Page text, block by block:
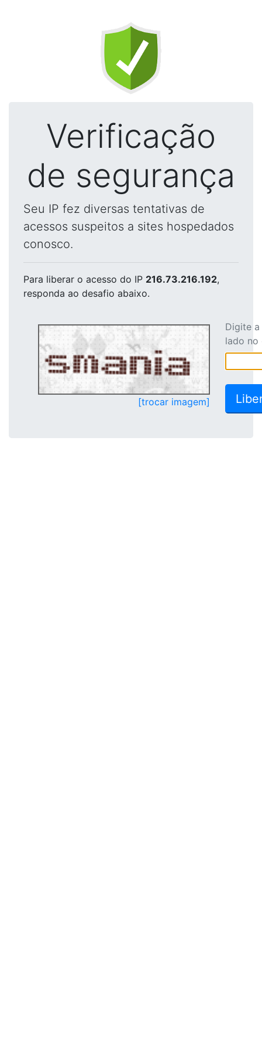
Verificação
de segurança
Seu IP fez diversas tentativas de
acessos suspeitos a sites hospedados
conosco.
Para liberar o acesso do IP 216.73.216.192,
responda ao desafio abaixo.
[trocar imagem]
Digite
lado no